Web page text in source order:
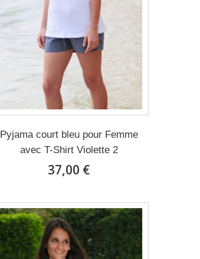
Pyjama court bleu pour Femme
avec T-Shirt Violette 2
37,00 €